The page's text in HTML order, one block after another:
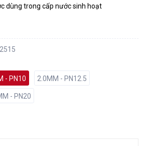
dùng trong cấp nước sinh hoạt
- PN10 2.0MM - PN12.5
- PN20